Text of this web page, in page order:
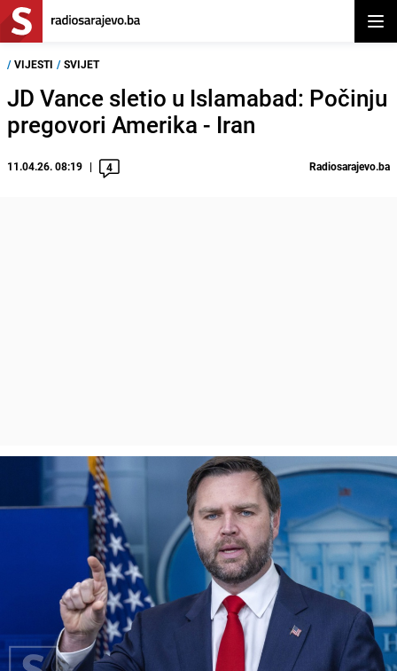
/ VIJESTI / SVIJET
JD Vance sletio u Islamabad: Počinju
pregovori Amerika - Iran
11.04.26. 08:19 4 Radiosarajevo.ba